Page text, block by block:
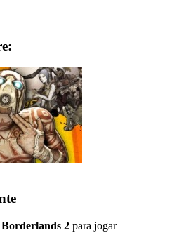
Borderlands 2 para jogar